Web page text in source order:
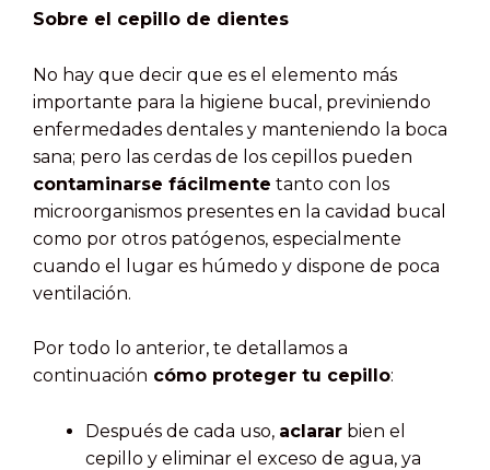
Sobre el cepillo de dientes
No hay que decir que es el elemento más
importante para la higiene bucal, previniendo
enfermedades dentales y manteniendo la boca
sana; pero las cerdas de los cepillos pueden
contaminarse fácilmente tanto con los
microorganismos presentes en la cavidad bucal
como por otros patógenos, especialmente
cuando el lugar es húmedo y dispone de poca
ventilación.
Por todo lo anterior, te detallamos a
continuación cómo proteger tu cepillo:
Después de cada uso, aclarar bien el
cepillo y eliminar el exceso de agua, ya